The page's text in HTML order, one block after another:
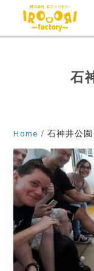
石
Home 石神井公